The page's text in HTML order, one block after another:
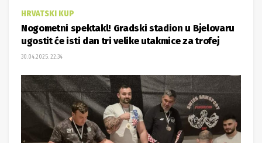
HRVATSKI KUP
Nogometni spektakl! Gradski stadion u Bjelovaru
ugostit će isti dan tri velike utakmice za trofej
30.04.2025. 22:34